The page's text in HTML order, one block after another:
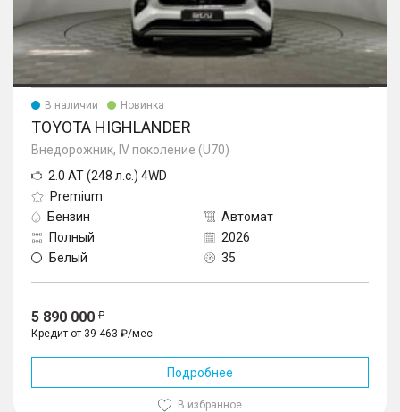
В наличии Новинка
TOYOTA HIGHLANDER
Внедорожник, IV поколение (U70)
2.0 AT (248 л.с.) 4WD
Premium
Бензин
Автомат
Полный
2026
Белый
35
5 890 000
Кредит от 39 463 ₽/мес.
Подробнее
В избранное